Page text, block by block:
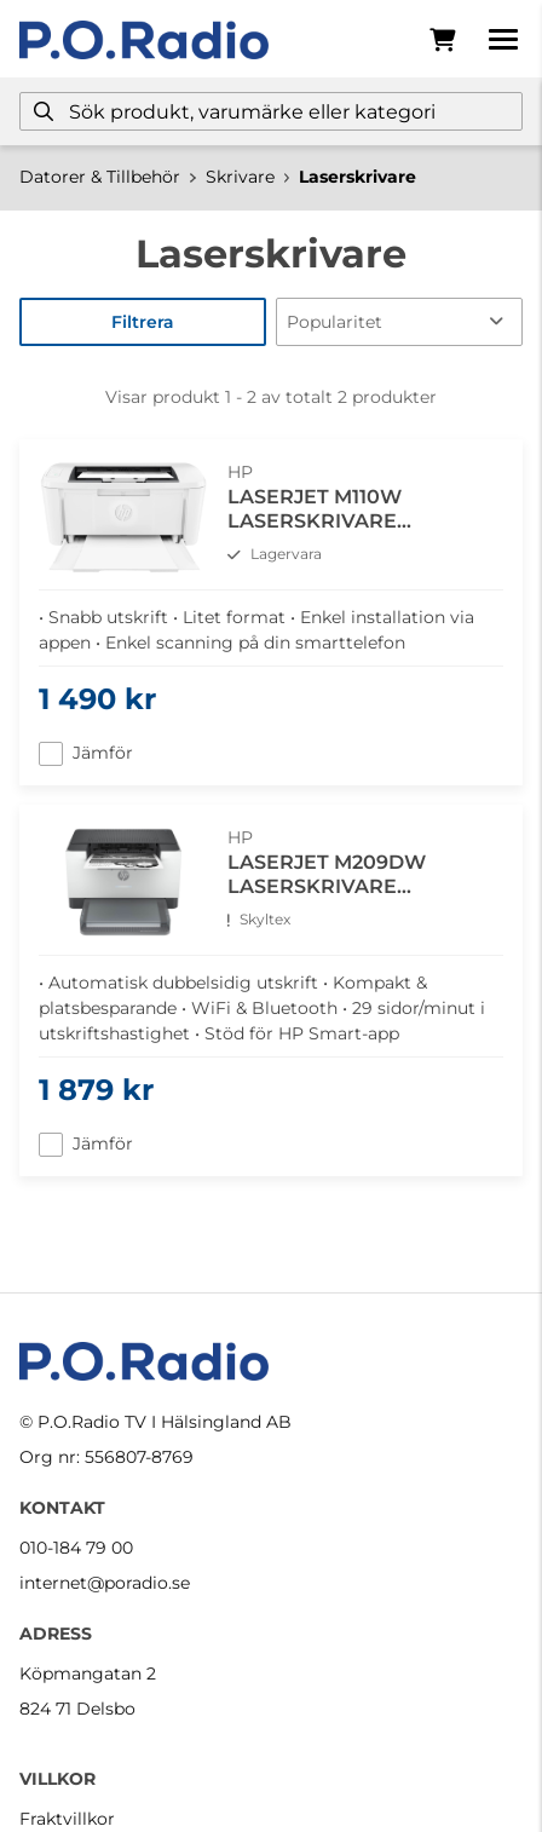
Datorer & Tillbehör Skrivare Laserskrivare
Laserskrivare
Filtrera
Visar produkt 1 - 2 av totalt 2 produkter
HP
LASERJET M110W
LASERSKRIVARE
MONOKROM
Lagervara
• Snabb utskrift • Litet format • Enkel installation via
appen • Enkel scanning på din smarttelefon
1 490 kr
Jämför
HP
LASERJET M209DW
LASERSKRIVARE
MONOKROM
Skyltex
• Automatisk dubbelsidig utskrift • Kompakt &
platsbesparande • WiFi & Bluetooth • 29 sidor/minut i
utskriftshastighet • Stöd för HP Smart-app
1 879 kr
Jämför
© P.O.Radio TV I Hälsingland AB
Org nr: 556807-8769
KONTAKT
010-184 79 00
internet@poradio.se
ADRESS
Köpmangatan 2
824 71 Delsbo
VILLKOR
Fraktvillkor